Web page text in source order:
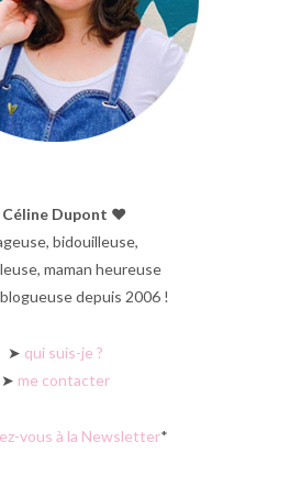
Dupont ♥︎
bidouilleuse,
maman heureuse
depuis 2006 !
➤ qui suis-je ?
➤ me contacter
vous à la Newsletter*